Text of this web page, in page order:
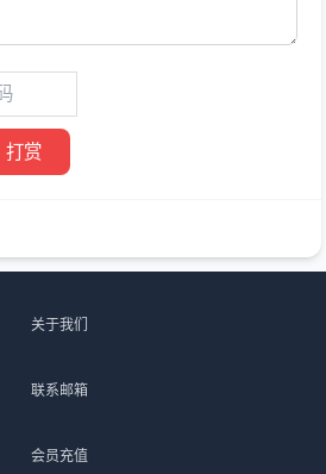
打赏
关于我们
联系邮箱
会员充值